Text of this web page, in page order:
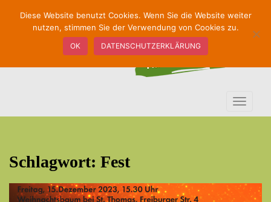
i
Schlagwort: Fest
Diese Website benutzt Cookies. Wenn Sie die Website weiter
nutzen, stimmen Sie der Verwendung von Cookies zu.
OK DATENSCHUTZERKLÄRUNG